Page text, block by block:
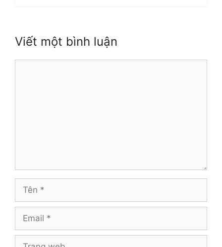
Viết một bình luận